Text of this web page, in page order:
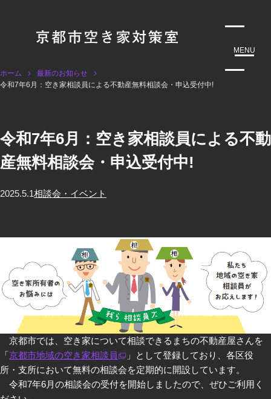
MENU
ホーム
最新のお知らせ
令和7年6月：空き家相談員による不動産無料相談会・申込受付中!
令和7年6月：空き家相談員による不動
産無料相談会・申込受付中!
2025.5.1相談会・イベント
京都市では、空き家について相談できるまちの不動産屋さんを
「京都市地域の空き家相談員
」として登録しており、各区役
所・支所において無料の相談会を定期的に開設しています。
令和7年6月の相談会の受付を開始しましたので、ぜひご利用く